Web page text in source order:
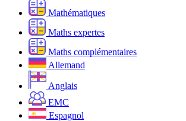
Mathématiques
Maths expertes
Maths complémentaires
Allemand
Anglais
EMC
Espagnol